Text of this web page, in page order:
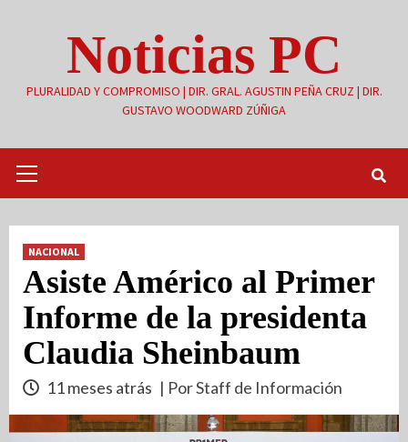
Noticias PC
PLURALIDAD Y COMPROMISO | DIR. GRAL. AGUSTIN PEÑA CRUZ | DIR.
GUSTAVO WOODWARD ZÚÑIGA
primario
NACIONAL
Asiste Américo al Primer
Informe de la presidenta
Claudia Sheinbaum
11 meses atrás | Por Staff de Información